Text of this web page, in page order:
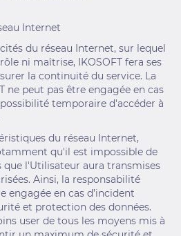
Internet
du réseau Internet, sur lequel
ni maîtrise, IKOSOFT fera ses
la continuité du service. La
ne peut pas être engagée en cas
temporaire d'accéder à
du réseau Internet,
qu'il est impossible de
que l'Utilisateur aura transmises
Ainsi, la responsabilité
engagée en cas d’incident
et protection des données.
user de tous les moyens mis à